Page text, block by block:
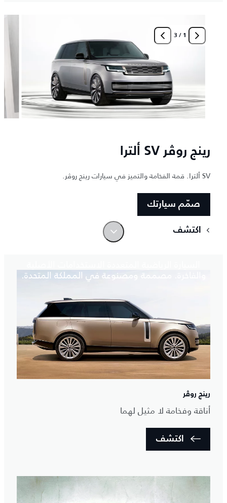
1
/
3
رينج روڤر SV ألترا
SV ألترا. قمة الفخامة والتميز في سيارات رينج روڤر.
صمّم سيارتك
اكتشف
مثال يحتذى به
والفاخرة. مصممة ومصنوعة في المملكة المتحدة.
رينج روڤر
أناقة وفخامة لا مثيل لهما
اكتشف